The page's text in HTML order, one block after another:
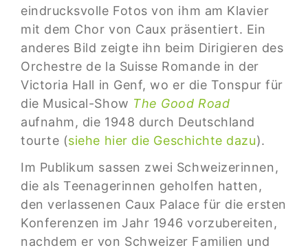
eindrucksvolle Fotos von ihm am Klavier
mit dem Chor von Caux präsentiert. Ein
anderes Bild zeigte ihn beim Dirigieren des
Orchestre de la Suisse Romande in der
Victoria Hall in Genf, wo er die Tonspur für
die Musical-Show The Good Road
aufnahm, die 1948 durch Deutschland
tourte (siehe hier die Geschichte dazu).
Im Publikum sassen zwei Schweizerinnen,
die als Teenagerinnen geholfen hatten,
den verlassenen Caux Palace für die ersten
Konferenzen im Jahr 1946 vorzubereiten,
nachdem er von Schweizer Familien und